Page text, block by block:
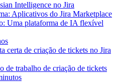
Intelligence no Jira
Aplicativos do Jira Marketplace
Uma plataforma de IA flexível
certa de criação de tickets no Jira
de trabalho de criação de tickets